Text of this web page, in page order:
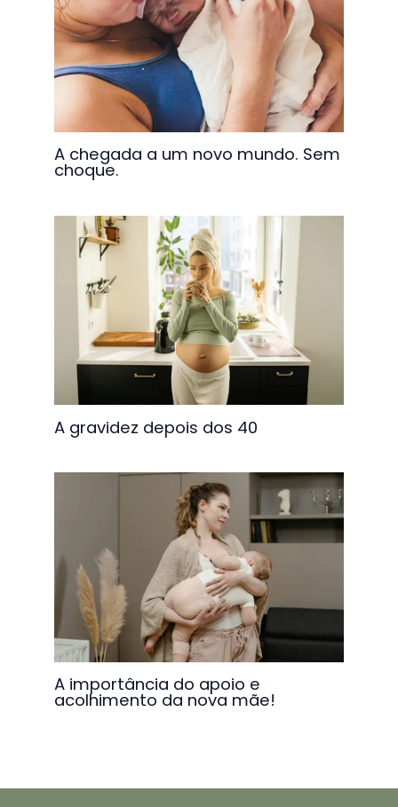
A chegada a um novo mundo. Sem
choque.
A gravidez depois dos 40
A importância do apoio e
acolhimento da nova mãe!